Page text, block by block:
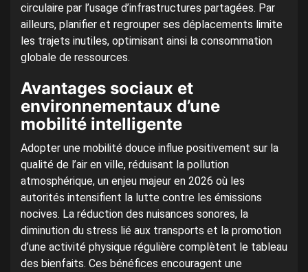
circulaire par l’usage d’infrastructures partagées. Par
ailleurs, planifier et regrouper ses déplacements limite
les trajets inutiles, optimisant ainsi la consommation
globale de ressources.
Avantages sociaux et
environnementaux d’une
mobilité intelligente
Adopter une mobilité douce influe positivement sur la
qualité de l’air en ville, réduisant la pollution
atmosphérique, un enjeu majeur en 2026 où les
autorités intensifient la lutte contre les émissions
nocives. La réduction des nuisances sonores, la
diminution du stress lié aux transports et la promotion
d’une activité physique régulière complètent le tableau
des bienfaits. Ces bénéfices encouragent une